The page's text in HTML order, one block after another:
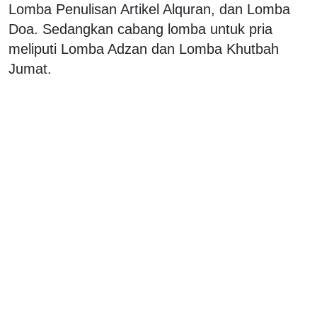
Lomba Penulisan Artikel Alquran, dan Lomba
Doa. Sedangkan cabang lomba untuk pria
meliputi Lomba Adzan dan Lomba Khutbah
Jumat.